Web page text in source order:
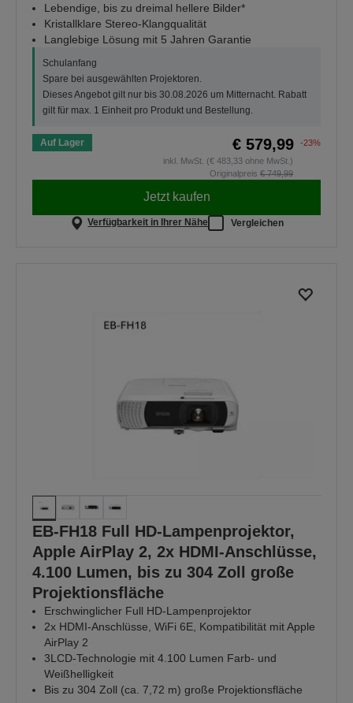
Lebendige, bis zu dreimal hellere Bilder*
Kristallklare Stereo-Klangqualität
Langlebige Lösung mit 5 Jahren Garantie
Schulanfang
Spare bei ausgewählten Projektoren.
Dieses Angebot gilt nur bis 30.08.2026 um Mitternacht. Rabatt
gilt für max. 1 Einheit pro Produkt und Bestellung.
Auf Lager € 579,99
-23%
inkl. MwSt. (€ 483,33 ohne MwSt.)
Originalpreis € 749,99
Jetzt kaufen
Verfügbarkeit in Ihrer Nähe Vergleichen
EB-FH18 Full HD-Lampenprojektor,
Apple AirPlay 2, 2x HDMI-Anschlüsse,
4.100 Lumen, bis zu 304 Zoll große
Projektionsfläche
Erschwinglicher Full HD-Lampenprojektor
2x HDMI-Anschlüsse, WiFi 6E, Kompatibilität mit Apple
AirPlay 2
3LCD-Technologie mit 4.100 Lumen Farb- und
Weißhelligkeit
Bis zu 304 Zoll (ca. 7,72 m) große Projektionsfläche